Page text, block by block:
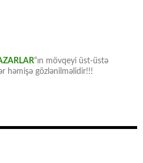
“ın mövqeyi üst-üstə
həmişə gözlənilməlidir!!!